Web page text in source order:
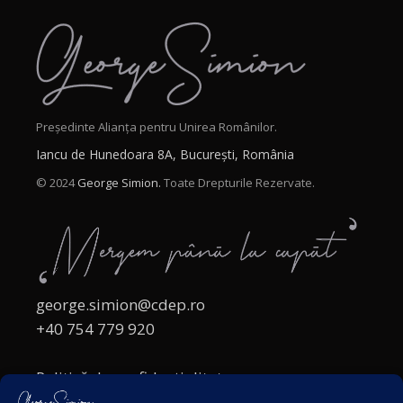
Președinte Alianța pentru Unirea Românilor.
Iancu de Hunedoara 8A, București, România
© 2024George Simion. Toate Drepturile Rezervate.
george.simion@cdep.ro
+40 754 779 920
Politică de confidențialitate